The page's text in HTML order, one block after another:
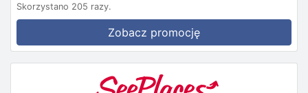
Skorzystano 205 razy.
Zobacz promocję